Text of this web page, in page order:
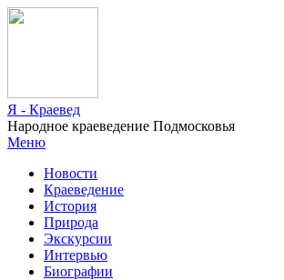
Я - Краевед
Народное краеведение Подмосковья
Меню
Новости
Краеведение
История
Природа
Экскурсии
Интервью
Биографии